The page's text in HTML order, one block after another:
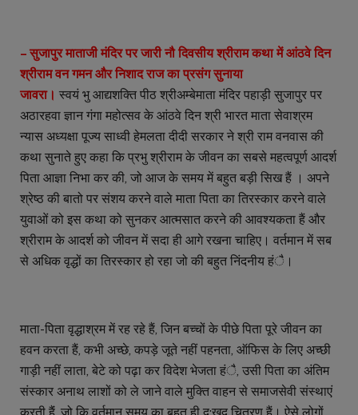
– सुजापुर माताजी मंदिर पर जारी नौ दिवसीय श्रीराम कथा में आंठवे दिन
श्रीराम वन गमन और निशाद राज का प्रसंग सुनाया
जावरा। स्वयं भु आद्यशक्ति पीठ श्रीअम्बेमाता मंदिर पहाड़ी सुजापुर पर
अठारहवा ज्ञान गंगा महोत्सव के आंठवे दिन श्री भारत माता सेवाश्रम
न्यास अध्यक्षा पूज्य साध्वी हेमलता दीदी सरकार ने श्री राम वनवास की
कथा सुनाते हुए कहा कि प्रभु श्रीराम के जीवन का सबसे महत्वपूर्ण आदर्श
पिता आज्ञा निभा कर की, जो आज के समय में बहुत बड़ी सिख हैं । अपने
श्रेष्ठ की बातो पर संशय करने वाले माता पिता का तिरस्कार करने वाले
युवाओं को इस कथा को सुनकर आत्मसात करने की आवश्यकता हैं और
श्रीराम के आदर्श को जीवन में सदा ही आगे रखना चाहिए। वर्तमान में सब
से अधिक वृद्धों का तिरस्कार हो रहा जो की बहुत निंदनीय हंै।
माता-पिता वृद्धाश्रम में रह रहे हैं, जिन बच्चों के पीछे पिता पूरे जीवन का
हवन करता हैं, कभी अच्छे, कपड़े जूते नहीं पहनता, ऑफिस के लिए अच्छी
गाड़ी नहीं लाता, बेटे को पढ़ा कर विदेश भेजता हंै, उसी पिता का अंतिम
संस्कार अनाथ लाशों को ले जाने वाले मुक्ति वाहन से समाजसेवी संस्थाएं